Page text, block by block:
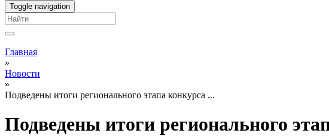
Toggle navigation
Вы здесь
Главная
»
Новости
»
Подведены итоги регионального этапа конкурса ...
Подведены итоги